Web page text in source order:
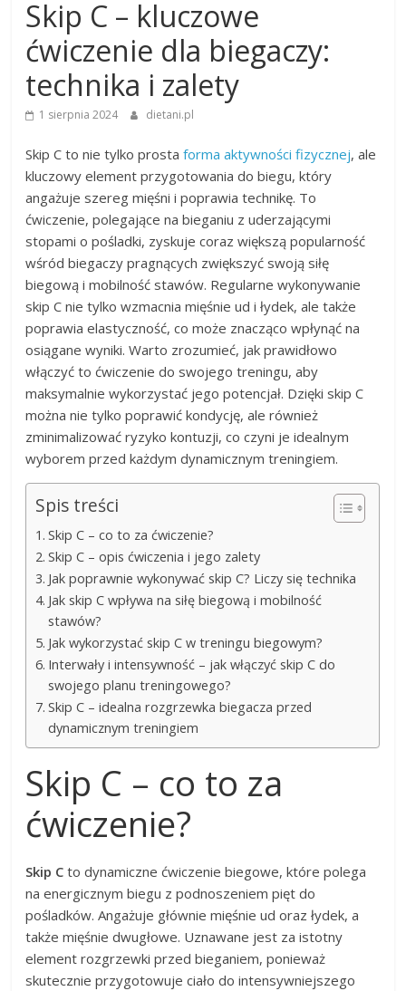
Skip C – kluczowe
ćwiczenie dla biegaczy:
technika i zalety
1 sierpnia 2024 dietani.pl
Skip C to nie tylko prostaforma aktywności fizycznej, ale
kluczowy element przygotowania do biegu, który
angażuje szereg mięśni i poprawia technikę. To
ćwiczenie, polegające na bieganiu z uderzającymi
stopami o pośladki, zyskuje coraz większą popularność
wśród biegaczy pragnących zwiększyć swoją siłę
biegową i mobilność stawów. Regularne wykonywanie
skip C nie tylko wzmacnia mięśnie ud i łydek, ale także
poprawia elastyczność, co może znacząco wpłynąć na
osiągane wyniki. Warto zrozumieć, jak prawidłowo
włączyć to ćwiczenie do swojego treningu, aby
maksymalnie wykorzystać jego potencjał. Dzięki skip C
można nie tylko poprawić kondycję, ale również
zminimalizować ryzyko kontuzji, co czyni je idealnym
wyborem przed każdym dynamicznym treningiem.
Spis treści
Skip C – co to za ćwiczenie?
Skip C – opis ćwiczenia i jego zalety
Jak poprawnie wykonywać skip C? Liczy się technika
Jak skip C wpływa na siłę biegową i mobilność
stawów?
Jak wykorzystać skip C w treningu biegowym?
Interwały i intensywność – jak włączyć skip C do
swojego planu treningowego?
Skip C – idealna rozgrzewka biegacza przed
dynamicznym treningiem
Skip C – co to za
ćwiczenie?
Skip C to dynamiczne ćwiczenie biegowe, które polega
na energicznym biegu z podnoszeniem pięt do
pośladków. Angażuje głównie mięśnie ud oraz łydek, a
także mięśnie dwugłowe. Uznawane jest za istotny
element rozgrzewki przed bieganiem, ponieważ
skutecznie przygotowuje ciało do intensywniejszego